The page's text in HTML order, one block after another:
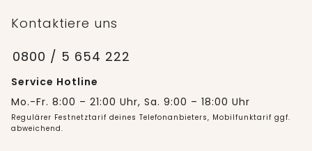
Kontaktiere uns
0800 / 5 654 222
Service Hotline
Mo.-Fr. 8:00 – 21:00 Uhr, Sa. 9:00 – 18:00 Uhr
Regulärer Festnetztarif deines Telefonanbieters, Mobilfunktarif ggf.
abweichend.